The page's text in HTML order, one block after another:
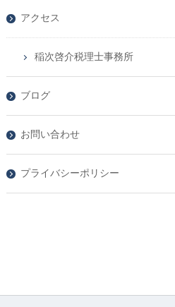
アクセス
稲次啓介税理士事務所
ブログ
お問い合わせ
プライバシーポリシー